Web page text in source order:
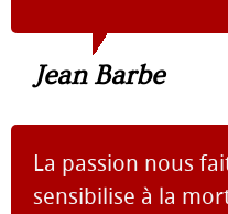
Jean Barbe
La passion nous
sensibilise à la